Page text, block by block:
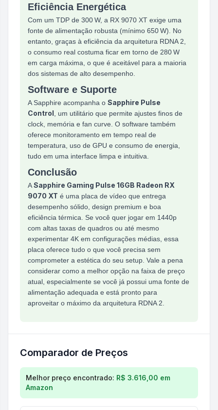
Eficiência Energética
Com um TDP de 300 W, a RX 9070 XT exige uma
fonte de alimentação robusta (mínimo 650 W). No
entanto, graças à eficiência da arquitetura RDNA 2,
o consumo real costuma ficar em torno de 280 W
em carga máxima, o que é aceitável para a maioria
dos sistemas de alto desempenho.
Software e Suporte
A Sapphire acompanha o Sapphire Pulse
Control , um utilitário que permite ajustes finos de
clock, memória e fan curve. O software também
oferece monitoramento em tempo real de
temperatura, uso de GPU e consumo de energia,
tudo em uma interface limpa e intuitiva.
Conclusão
ASapphire Gaming Pulse 16GB Radeon RX
9070 XT é uma placa de vídeo que entrega
desempenho sólido, design premium e boa
eficiência térmica. Se você quer jogar em 1440p
com altas taxas de quadros ou até mesmo
experimentar 4K em configurações médias, essa
placa oferece tudo o que você precisa sem
comprometer a estética do seu setup. Vale a pena
considerar como a melhor opção na faixa de preço
atual, especialmente se você já possui uma fonte de
alimentação adequada e está pronto para
aproveitar o máximo da arquitetura RDNA 2.
Comparador de Preços
Comparação de preços para Placa De Vídeo
Melhor preço encontrado: R$ 3.616,00 em
Amazon